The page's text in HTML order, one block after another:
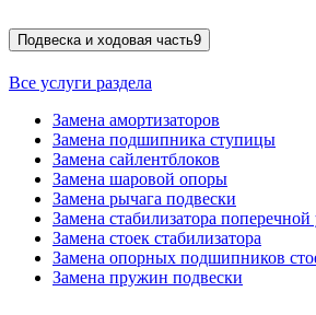
Подвеска и ходовая часть9
Все услуги раздела
Замена амортизаторов
Замена подшипника ступицы
Замена сайлентблоков
Замена шаровой опоры
Замена рычага подвески
Замена стабилизатора поперечной
Замена стоек стабилизатора
Замена опорных подшипников
Замена пружин подвески